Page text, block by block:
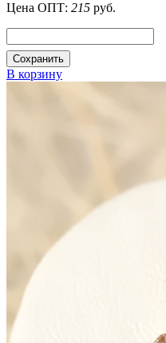
Цена ОПТ: 215 руб.
Сохранить
В корзину